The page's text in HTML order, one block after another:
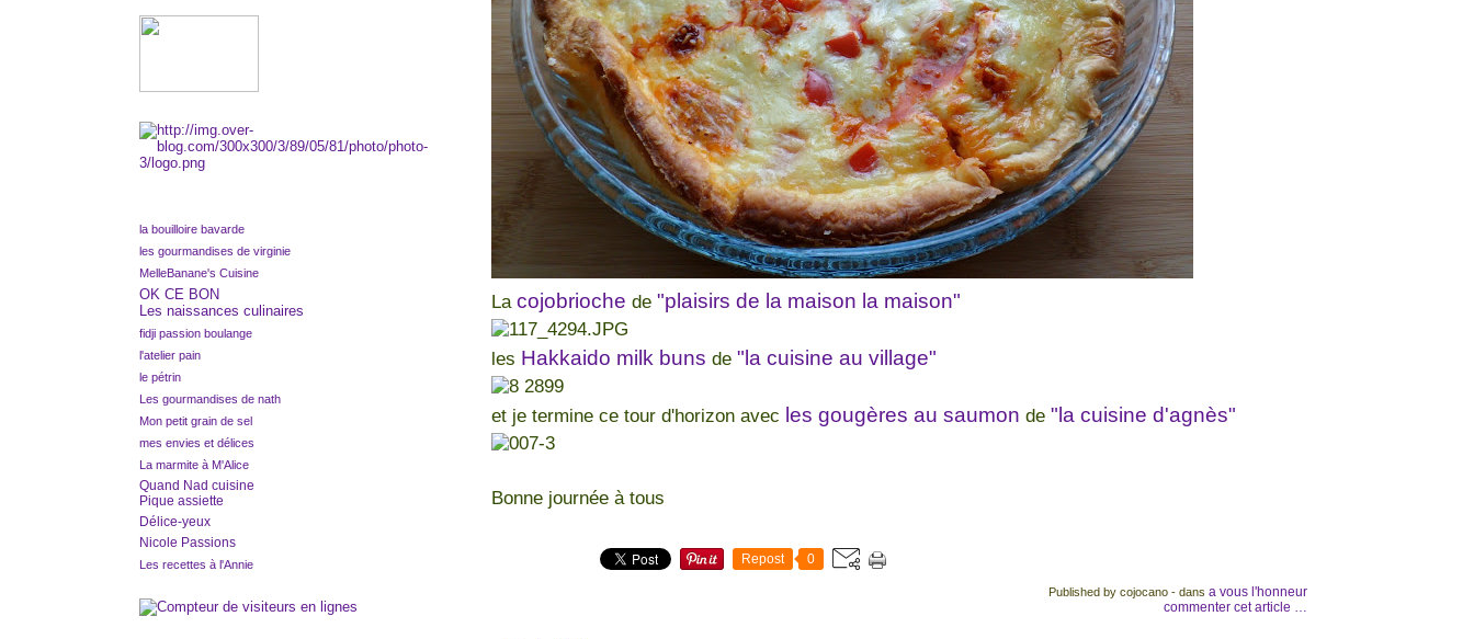
la bouilloire bavarde
les gourmandises de virginie
MelleBanane's Cuisine
OK CE BON
Les naissances culinaires
fidji passion boulange
l'atelier pain
le pétrin
Les gourmandises de nath
Mon petit grain de sel
mes envies et délices
La marmite à M'Alice
Quand Nad cuisine
Pique assiette
Délice-yeux
Nicole Passions
Les recettes à l'Annie
La cojobrioche de "plaisirs de la maison la maison"
les Hakkaido milk buns de "la cuisine au village"
et je termine ce tour d'horizon avec les gougères au saumon de "la cuisine d'agnès"
Bonne journée à tous
Repost 0
Published by cojocano - dans a vous l'honneur
commenter cet article …